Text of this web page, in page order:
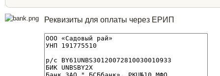
Реквизиты для оплаты через ЕРИП